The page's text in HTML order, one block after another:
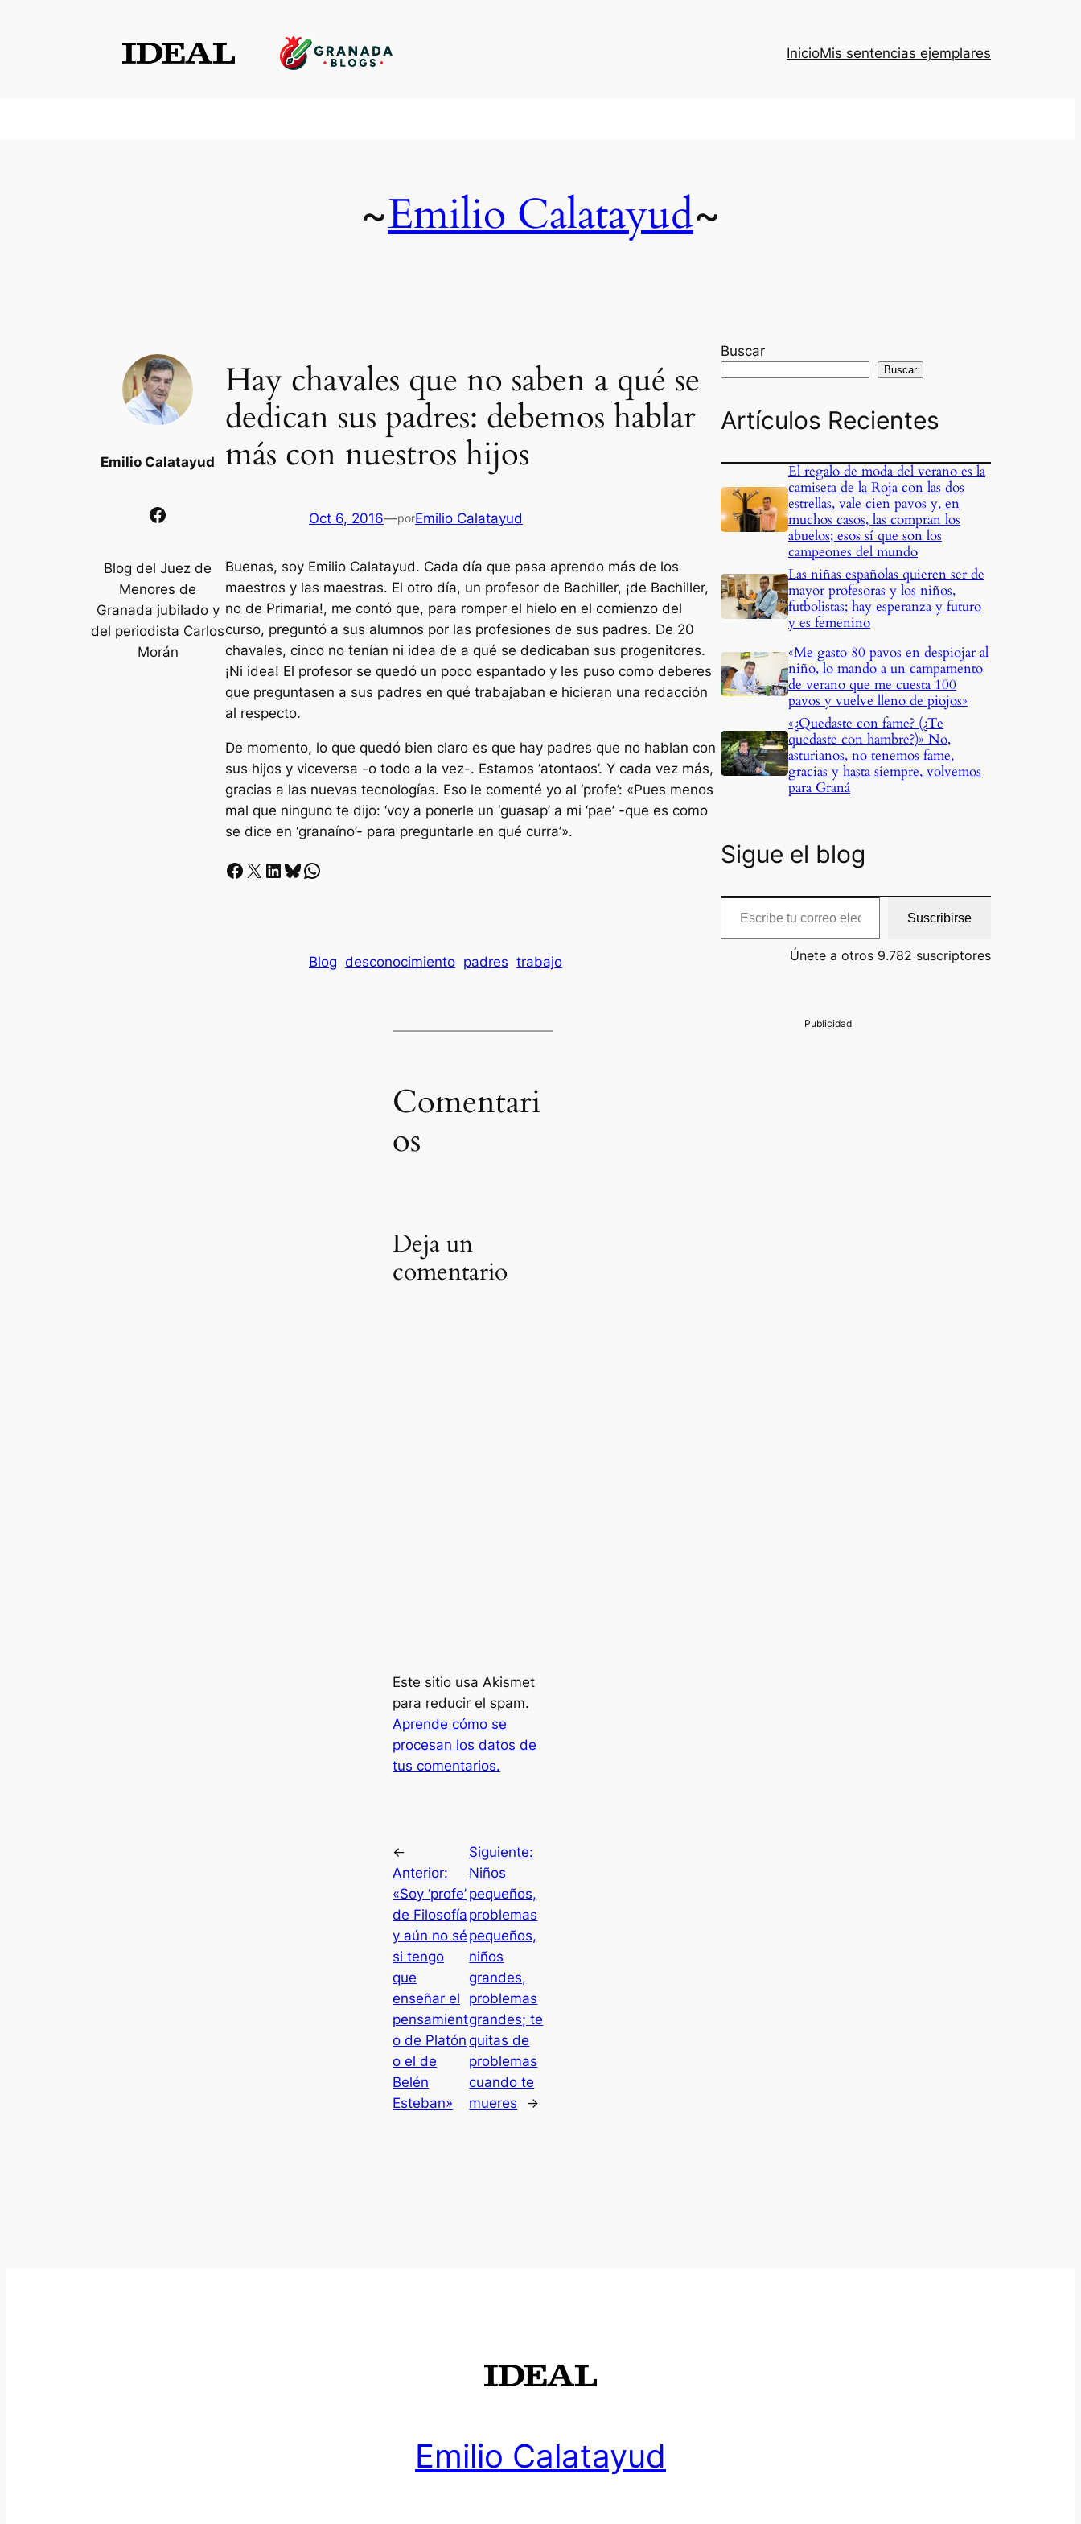
InicioMis sentencias ejemplares
~Emilio Calatayud~
Emilio Calatayud
Facebook
Blog del Juez de
Menores de
Granada jubilado y
del periodista Carlos
Morán
Hay chavales que no saben a qué se
dedican sus padres: debemos hablar
más con nuestros hijos
Oct 6, 2016—porEmilio Calatayud
Buenas, soy Emilio Calatayud. Cada día que pasa aprendo más de los
maestros y las maestras. El otro día, un profesor de Bachiller, ¡de Bachiller,
no de Primaria!, me contó que, para romper el hielo en el comienzo del
curso, preguntó a sus alumnos por las profesiones de sus padres. De 20
chavales, cinco no tenían ni idea de a qué se dedicaban sus progenitores.
¡Ni idea! El profesor se quedó un poco espantado y les puso como deberes
que preguntasen a sus padres en qué trabajaban e hicieran una redacción
al respecto.
De momento, lo que quedó bien claro es que hay padres que no hablan con
sus hijos y viceversa -o todo a la vez-. Estamos ‘atontaos’. Y cada vez más,
gracias a las nuevas tecnologías. Eso le comenté yo al ‘profe’: «Pues menos
mal que ninguno te dijo: ‘voy a ponerle un ‘guasap’ a mi ‘pae’ -que es como
se dice en ‘granaíno’- para preguntarle en qué curra’».
Facebook X LinkedIn Bluesky Whatsapp
Blog desconocimiento padres trabajo
Comentari
os
Deja un
comentario
Este sitio usa Akismet
para reducir el spam.
Aprende cómo se
procesan los datos de
tus comentarios.
←
Anterior:
«Soy ‘profe’
de Filosofía
y aún no sé
si tengo
que
enseñar el
pensamient
o de Platón
o el de
Belén
Esteban»
Siguiente:
Niños
pequeños,
problemas
pequeños,
niños
grandes,
problemas
grandes; te
quitas de
problemas
cuando te
mueres
→
Buscar
Buscar
Artículos Recientes
El regalo de moda del verano es la
camiseta de la Roja con las dos
estrellas, vale cien pavos y, en
muchos casos, las compran los
abuelos; esos sí que son los
campeones del mundo
Las niñas españolas quieren ser de
mayor profesoras y los niños,
futbolistas; hay esperanza y futuro
y es femenino
«Me gasto 80 pavos en despiojar al
niño, lo mando a un campamento
de verano que me cuesta 100
pavos y vuelve lleno de piojos»
«¿Quedaste con fame? (¿Te
quedaste con hambre?)» No,
asturianos, no tenemos fame,
gracias y hasta siempre, volvemos
para Graná
Sigue el blog
Escribe tu correo electrónico…
Suscribirse
Únete a otros 9.782 suscriptores
Emilio Calatayud